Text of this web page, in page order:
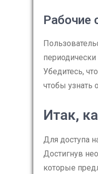
Рабочие
Убедитесь,
чтобы узнать
Итак,
Для доступа
Достигнув
которые